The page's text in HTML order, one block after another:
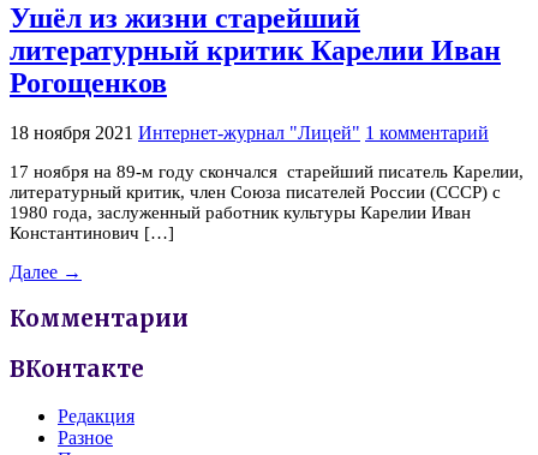
Ушёл из жизни старейший
литературный критик Карелии Иван
Рогощенков
18 ноября 2021 Интернет-журнал "Лицей" 1 комментарий
17 ноября на 89-м году скончался старейший писатель Карелии,
литературный критик, член Союза писателей России (СССР) с
1980 года, заслуженный работник культуры Карелии Иван
Константинович […]
Далее →
Комментарии
ВКонтакте
Редакция
Разное